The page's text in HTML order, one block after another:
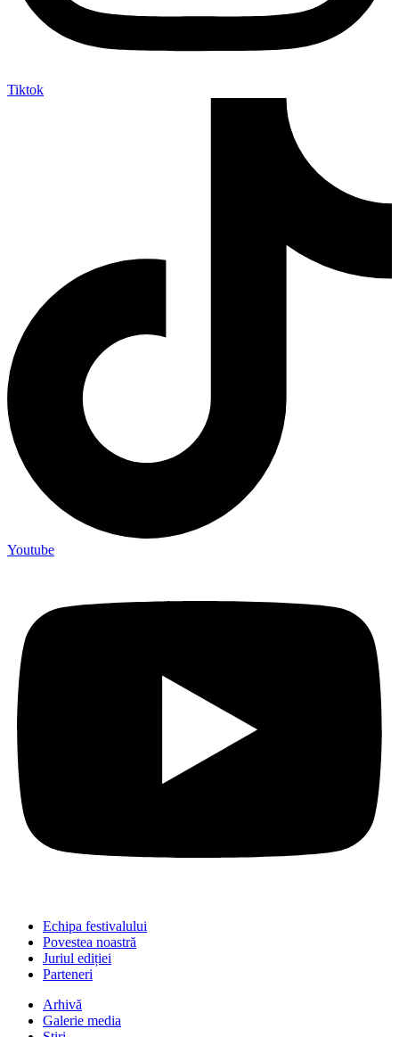
Tiktok
Youtube
Echipa festivalului
Povestea noastră
Juriul ediției
Parteneri
Arhivă
Galerie media